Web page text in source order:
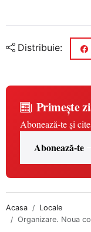
Distribuie:
Primește
Abonează-te și
Abonează-te
Acasa
Locale
Organizare. Noua